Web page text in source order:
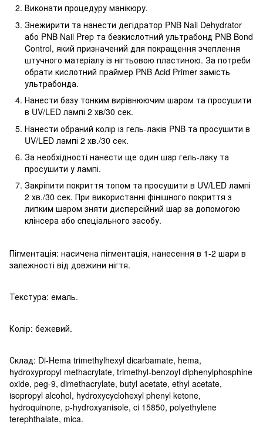
Виконати процедуру манікюру.
Знежирити та нанести дегідратор PNB Nail Dehydrator
або PNB Nail Prep та безкислотний ультрабонд PNB Bond
Control, який призначений для покращення зчеплення
штучного матеріалу із нігтьовою пластиною. За потреби
обрати кислотний праймер PNB Acid Primer замість
ультрабонда.
Нанести базу тонким вирівнюючим шаром та просушити
в UV/LED лампі 2 хв/30 сек.
Нанести обраний колір із гель-лаків PNB та просушити в
UV/LED лампі 2 хв./30 сек.
За необхідності нанести ще один шар гель-лаку та
просушити у лампі.
Закріпити покриття топом та просушити в UV/LED лампі
2 хв./30 сек. При використанні фінішного покриття з
липким шаром зняти дисперсійний шар за допомогою
клінсера або cпеціального засобу.
Пігментація: насичена пігментація, нанесення в 1-2 шари в
залежності від довжини нігтя.
Текстура: емаль.
Колір: бежевий.
Склад: Di-Hema trimethylhexyl dicarbamate, hema,
hydroxypropyl methacrylate, trimethyl-benzoyl diphenylphosphine
oxide, peg-9, dimethacrylate, butyl acetate, ethyl acetate,
isopropyl alcohol, hydroxycyclohexyl phenyl ketone,
hydroquinone, p-hydroxyanisole, ci 15850, polyethylene
terephthalate, mica.